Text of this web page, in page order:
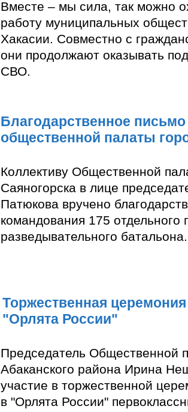
Вместе – мы сила, так можно
работу муниципальных
Хакасии. Совместно с
они продолжают оказывать
СВО.
Благодарственное письмо
общественной палаты
Коллективу Общественной
Саяногорска в лице
Патюкова вручено
командования 175 отдельного
разведывательного батальона.
Торжественная
"Орлята России"
Председатель Общественной
Абаканского района Ирина
участие в торжественной
в "Орлята России"